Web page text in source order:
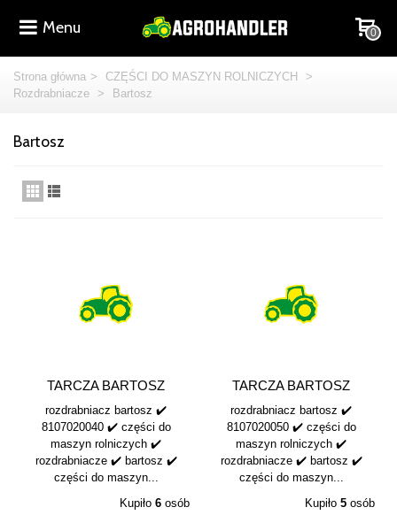
Menu 0
Strona główna > CZĘŚCI DO MASZYN ROLNICZYCH
>
Rozdrabniacze
> Bartosz
Bartosz
TARCZA BARTOSZ
PRAWA 8107020040
rozdrabniacz bartosz ✔️
8107020040 ✔️ części do
maszyn rolniczych ✔️
rozdrabniacze ✔️ bartosz ✔️
części do maszyn...
Kupiło 6 osób
TARCZA BARTOSZ
LEWA 8107020050
rozdrabniacz bartosz ✔️
8107020050 ✔️ części do
maszyn rolniczych ✔️
rozdrabniacze ✔️ bartosz ✔️
części do maszyn...
Kupiło 5 osób